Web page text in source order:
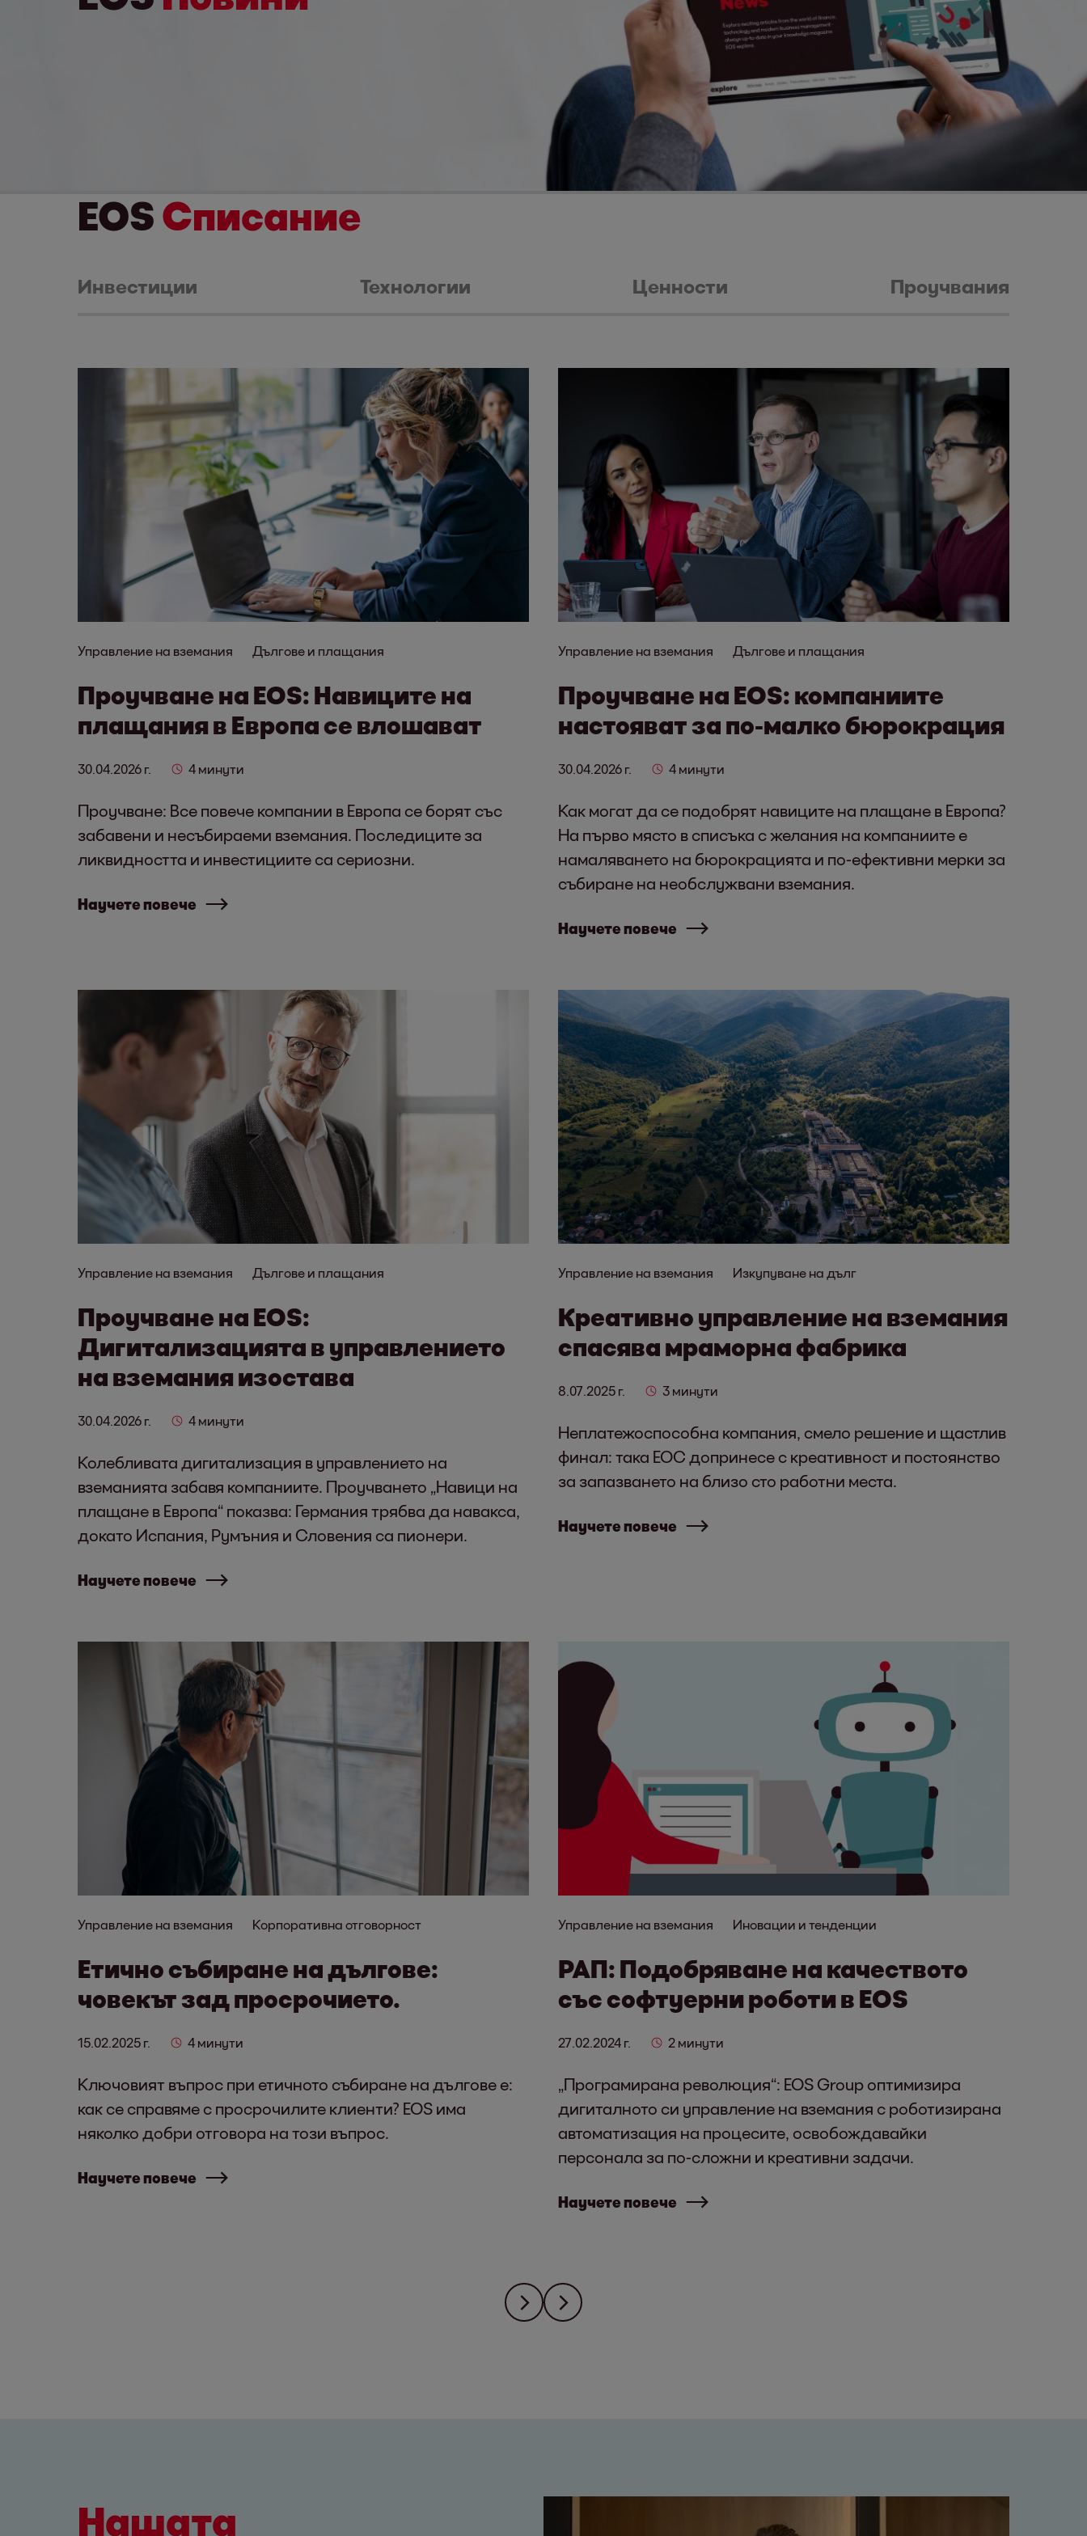
EOSСписание
Инвестиции Технологии Ценности Проучвания
Управление на вземания Дългове и плащания
Проучване на EOS: Навиците на
плащания в Европа се влошават
30.04.2026 г. 4 минути
Проучване: Все повече компании в Европа се борят със
забавени и несъбираеми вземания. Последиците за
ликвидността и инвестициите са сериозни.
Научете повече
Управление на вземания Дългове и плащания
Проучване на EOS: компаниите
настояват за по-малко бюрокрация
30.04.2026 г. 4 минути
Как могат да се подобрят навиците на плащане в Европа?
На първо място в списъка с желания на компаниите е
намаляването на бюрокрацията и по-ефективни мерки за
събиране на необслужвани вземания.
Научете повече
Управление на вземания Дългове и плащания
Проучване на EOS:
Дигитализацията в управлението
на вземания изостава
30.04.2026 г. 4 минути
Колебливата дигитализация в управлението на
вземанията забавя компаниите. Проучването „Навици на
плащане в Европа“ показва: Германия трябва да навакса,
докато Испания, Румъния и Словения са пионери.
Научете повече
Управление на вземания Изкупуване на дълг
Креативно управление на вземания
спасява мраморна фабрика
8.07.2025 г. 3 минути
Неплатежоспособна компания, смело решение и щастлив
финал: така ЕОС допринесе с креативност и постоянство
за запазването на близо сто работни места.
Научете повече
Управление на вземания Корпоративна отговорност
Етично събиране на дългове:
човекът зад просрочието.
15.02.2025 г. 4 минути
Ключовият въпрос при етичното събиране на дългове е:
как се справяме с просрочилите клиенти? EOS има
няколко добри отговора на този въпрос.
Научете повече
Управление на вземания Иновации и тенденции
РАП: Подобряване на качеството
със софтуерни роботи в EOS
27.02.2024 г. 2 минути
„Програмирана революция“: EOS Group оптимизира
дигиталното си управление на вземания с роботизирана
автоматизация на процесите, освобождавайки
персонала за по-сложни и креативни задачи.
Научете повече
Нашата